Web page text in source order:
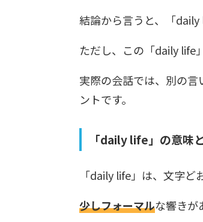
結論から言うと、「daily
ただし、この「daily life
実際の会話では、別の言
ントです。
「daily life」の意味
「daily life」は、文字ど
少しフォーマルな響きが